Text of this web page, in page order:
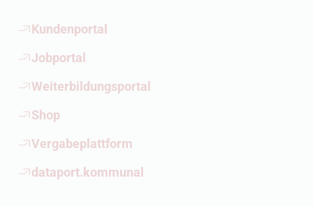
Kundenportal
(Öffnet externen Link)
Jobportal
(Öffnet externen Link)
Weiterbildungsportal
(Öffnet externen Link)
Shop
(Öffnet externen Link)
Vergabeplattform
(Öffnet externen Link)
dataport.kommunal
(Öffnet externen Link)